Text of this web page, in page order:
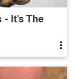
- It's The